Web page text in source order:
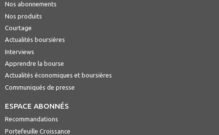
Nos abonnements
Nos produits
Courtage
Actualités boursières
Interviews
Apprendre la bourse
Actualités économiques et boursières
Communiqués de presse
ESPACE ABONNÉS
Recommandations
Portefeuille Croissance